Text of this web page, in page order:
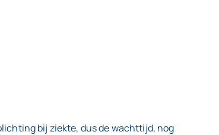
bij ziekte, dus de wachttijd, nog